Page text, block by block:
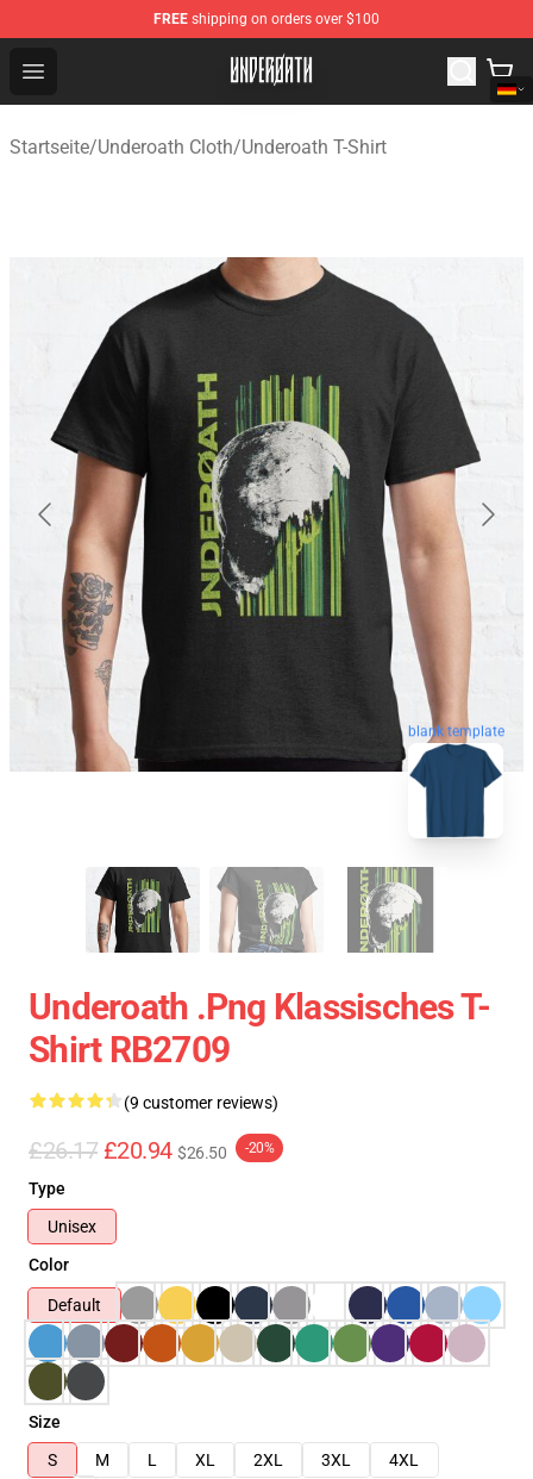
FREE shipping on orders over $100
Open menu
Underoath Store - Official Underoath Merchandise Shop
Startseite/Underoath Cloth/Underoath T-Shirt
blank template
Underoath .png Klassisches T-
Shirt RB2709
(9 customer reviews)
£26.17 £20.94 $26.50 -20%
Type
Unisex
Color
Default
Size
S
M L XL 2XL 3XL
4XL